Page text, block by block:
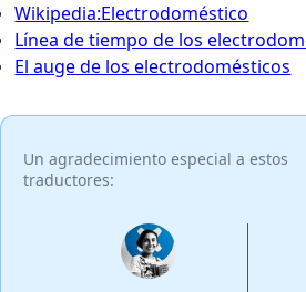
Wikipedia:Electrodoméstico
Línea de tiempo de los
El auge de los electrodomésticos
Un agradecimiento especial a estos
traductores: